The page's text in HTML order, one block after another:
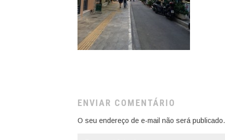
ENVIAR COMENTÁRIO
O seu endereço de e-mail não será publicado.